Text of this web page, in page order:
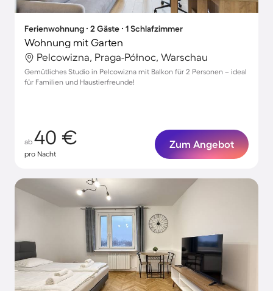
Ferienwohnung ∙ 2 Gäste ∙ 1 Schlafzimmer
Wohnung mit Garten
Pelcowizna, Praga-Północ, Warschau
Gemütliches Studio in Pelcowizna mit Balkon für 2 Personen – ideal
für Familien und Haustierfreunde!
ab 40 €
pro Nacht
Zum Angebot